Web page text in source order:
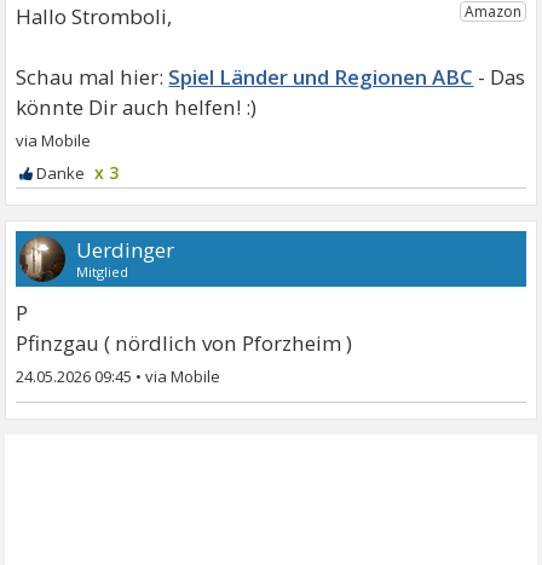
Hallo Stromboli,
Spiel Länder und Regionen ABC
x 3
Uerdinger
Mitglied
P
Pfinzgau ( nördlich von Pforzheim )
24.05.2026 09:45 •